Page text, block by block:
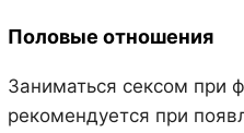
Половые отношения
Заниматься сексом при
рекомендуется при